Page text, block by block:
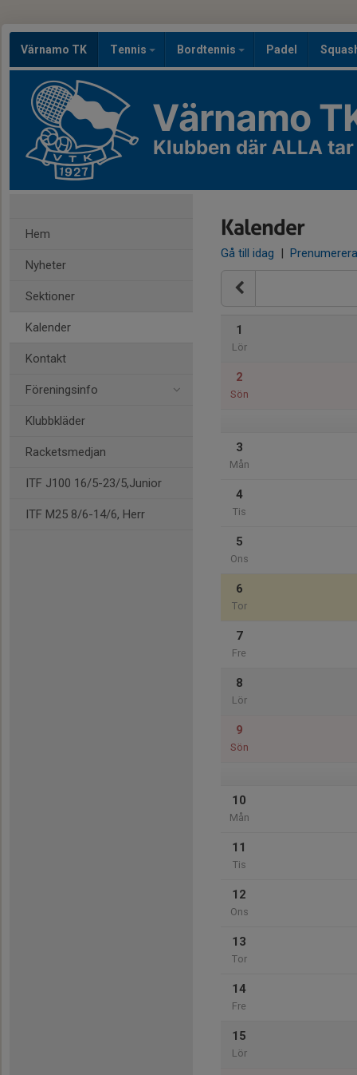
Värnamo TK Tennis Bordtennis Padel
Värnamo
Klubben där ALLA
Hem
Nyheter
Sektioner
Kalender
Kontakt
Föreningsinfo
Klubbkläder
Racketsmedjan
ITF J100 16/5-23/5,Junior
ITF M25 8/6-14/6, Herr
Kalender
Gå till idag | Prenumerera
1
Lör
2
Sön
3
Mån
4
Tis
5
Ons
6
Tor
7
Fre
8
Lör
9
Sön
10
Mån
11
Tis
12
Ons
13
Tor
14
Fre
15
Lör